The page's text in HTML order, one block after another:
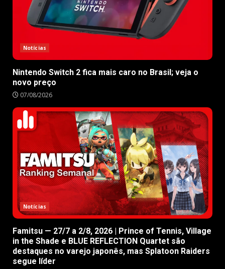
Notícias
Nintendo Switch 2 fica mais caro no Brasil; veja o
novo preço
07/08/2026
Notícias
Famitsu — 27/7 a 2/8, 2026 | Prince of Tennis, Village
in the Shade e BLUE REFLECTION Quartet são
destaques no varejo japonês, mas Splatoon Raiders
segue líder